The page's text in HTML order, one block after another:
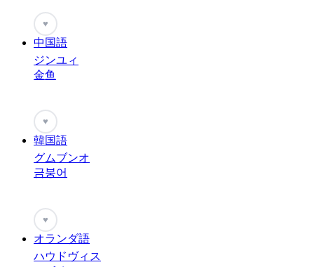
♥
中国語
ジンユィ
金鱼
♥
韓国語
グムブンオ
금붕어
♥
オランダ語
ハウドヴィス